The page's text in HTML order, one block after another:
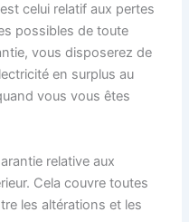
celui relatif aux pertes
possibles de toute
vous disposerez de
en surplus au
vous vous êtes
relative aux
Cela couvre toutes
les altérations et les